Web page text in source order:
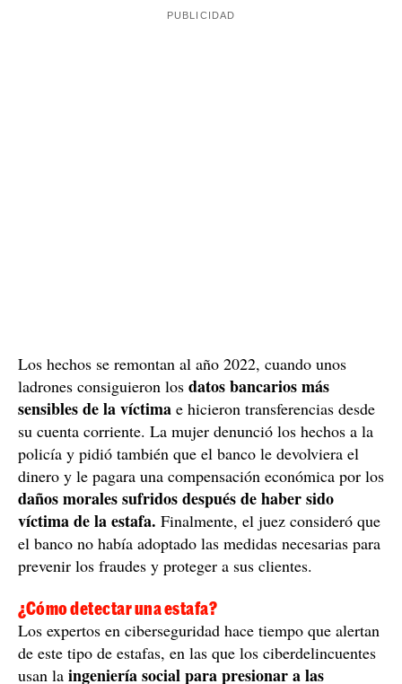
Los hechos se remontan al año 2022, cuando unos
ladrones consiguieron los datos bancarios más
sensibles de la víctima e hicieron transferencias desde
su cuenta corriente. La mujer denunció los hechos a la
policía y pidió también que el banco le devolviera el
dinero y le pagara una compensación económica por los
daños morales sufridos después de haber sido
víctima de la estafa. Finalmente, el juez consideró que
el banco no había adoptado las medidas necesarias para
prevenir los fraudes y proteger a sus clientes.
¿Cómo detectar una estafa?
Los expertos en ciberseguridad hace tiempo que alertan
de este tipo de estafas, en las que los ciberdelincuentes
usan la ingeniería social para presionar a las